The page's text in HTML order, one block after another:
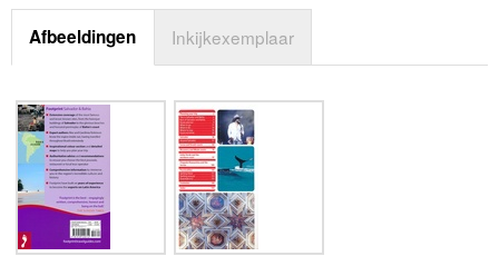
Afbeeldingen Inkijkexemplaar